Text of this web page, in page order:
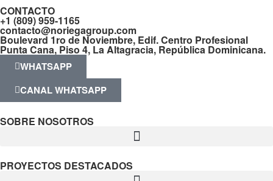
CONTACTO
+1 (809) 959-1165
contacto@noriegagroup.com
Boulevard 1ro de Noviembre, Edif. Centro Profesional
Punta Cana, Piso 4, La Altagracia, República Dominicana.
WHATSAPP
CANAL WHATSAPP
SOBRE NOSOTROS
PROYECTOS DESTACADOS